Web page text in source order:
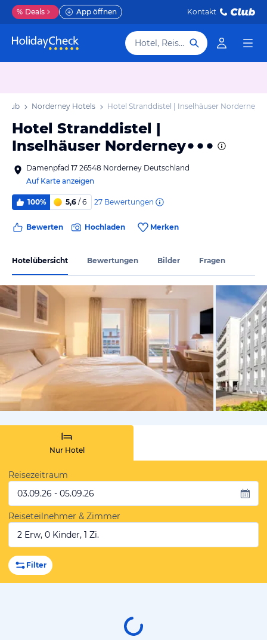
% Deals App öffnen Kontakt
Hotel, Reiseziel
Norderney Hotels Hotel Stranddistel | Inselhäuser Norderney
Hotel Stranddistel |
Inselhäuser Norderney
Damenpfad 17 26548 Norderney Deutschland
Auf Karte anzeigen
100% 5,6 / 6 27 Bewertungen
Bewerten Hochladen Merken
Hotelübersicht Bewertungen Bilder Fragen
vom
Nur Hotel
Reisezeitraum
03.09.26 - 05.09.26
Reiseteilnehmer & Zimmer
2 Erw, 0 Kinder, 1 Zi.
Filter